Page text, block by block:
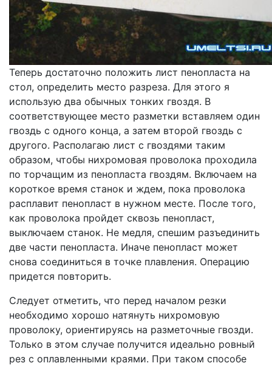
Теперь достаточно положить лист пенопласта на
стол, определить место разреза. Для этого я
использую два обычных тонких гвоздя. В
соответствующее место разметки вставляем один
гвоздь с одного конца, а затем второй гвоздь с
другого. Располагаю лист с гвоздями таким
образом, чтобы нихромовая проволока проходила
по торчащим из пенопласта гвоздям. Включаем на
короткое время станок и ждем, пока проволока
расплавит пенопласт в нужном месте. После того,
как проволока пройдет сквозь пенопласт,
выключаем станок. Не медля, спешим разъединить
две части пенопласта. Иначе пенопласт может
снова соединиться в точке плавления. Операцию
придется повторить.
Следует отметить, что перед началом резки
необходимо хорошо натянуть нихромовую
проволоку, ориентируясь на разметочные гвозди.
Только в этом случае получится идеально ровный
рез с оплавленными краями. При таком способе